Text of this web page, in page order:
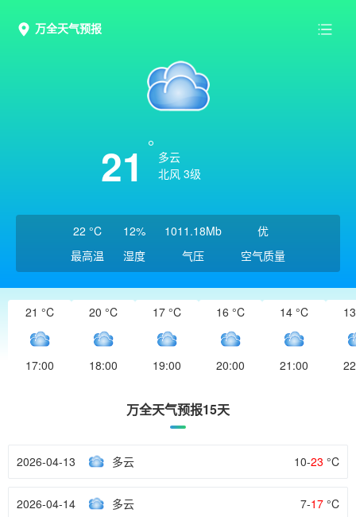
万全天气预报
21
多云
北风 3级
22 °C
最高温
12%
湿度
1011.18Mb
气压
优
空气质量
21 °C
17:00
20 °C
18:00
17 °C
19:00
16 °C
20:00
14 °C
21:00
万全天气预报15天
2026-04-13 多云 10-23 °C
2026-04-14 多云 7-17 °C